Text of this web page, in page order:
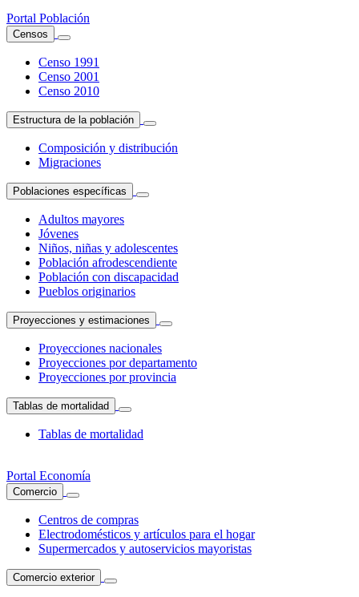
Portal Población
Censos
Censo 1991
Censo 2001
Censo 2010
Estructura de la población
Composición y distribución
Migraciones
Poblaciones específicas
Adultos mayores
Jóvenes
Niños, niñas y adolescentes
Población afrodescendiente
Población con discapacidad
Pueblos originarios
Proyecciones y estimaciones
Proyecciones nacionales
Proyecciones por departamento
Proyecciones por provincia
Tablas de mortalidad
Tablas de mortalidad
Portal Economía
Comercio
Centros de compras
Electrodomésticos y artículos para el hogar
Supermercados y autoservicios mayoristas
Comercio exterior